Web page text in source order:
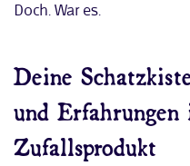
Doch. War es.
Deine
und
Zufallsprodukt